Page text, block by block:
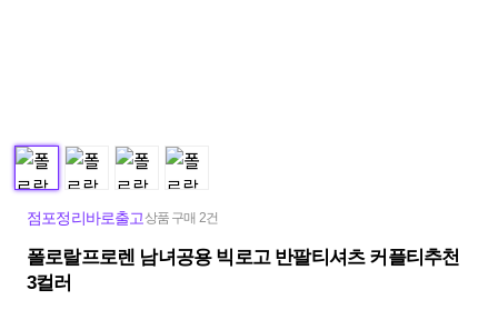
점포정리바로출고상품 구매 2건
폴로랄프로렌 남녀공용 빅로고 반팔티셔츠 커플티추천
3컬러